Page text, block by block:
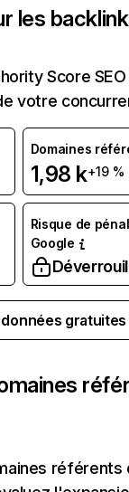
les
Score
votre
Domaines
1,98 k+19 %
Risque de
Google
données
référents